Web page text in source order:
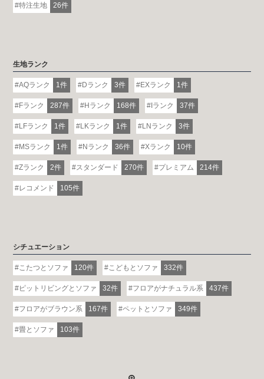
特注生地 26件
生地ランク
AQランク 1件 Dランク 3件 EXランク 1件
Fランク 287件 Hランク 168件 Iランク 37件
LFランク 1件 LKランク 1件 LNランク 3件
MSランク 1件 Nランク 36件 Xランク 10件
Zランク 2件 スタンダード 270件 プレミアム 214件
レコメンド 105件
シチュエーション
こたつとソファ 120件 こどもとソファ 332件
ピットリビングとソファ 32件 フロアがナチュラル系 437件
フロアがブラウン系 167件 ペットとソファ 349件
畳とソファ 103件